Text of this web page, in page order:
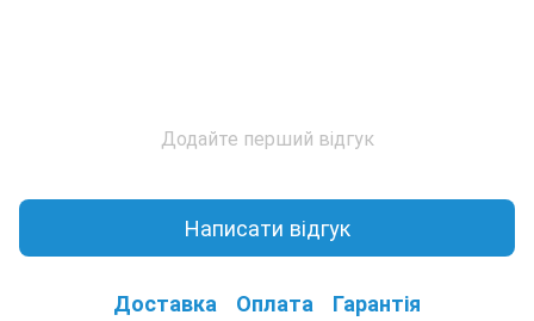
Додайте перший відгук
Написати відгук
Доставка Оплата Гарантія